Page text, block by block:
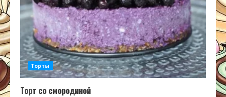
Торты
Торт со смородиной